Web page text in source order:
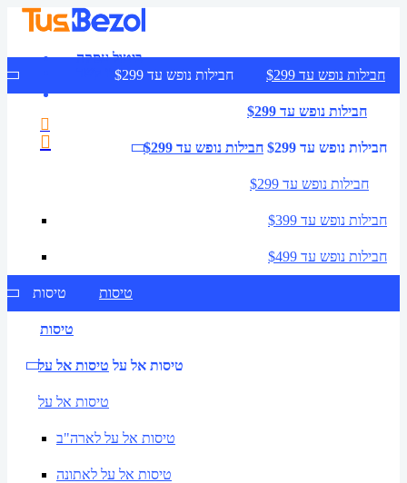
ביטול עסקה
צרו קשר
חבילות נופש עד $299 חבילות נופש עד $299
חבילות נופש עד $299
חבילות נופש עד $299 חבילות נופש עד $299
חבילות נופש עד $299
חבילות נופש עד $399
חבילות נופש עד $499
טיסות טיסות
טיסות
טיסות אל על טיסות אל על
טיסות אל על
טיסות אל על לארה"ב
טיסות אל על לאתונה